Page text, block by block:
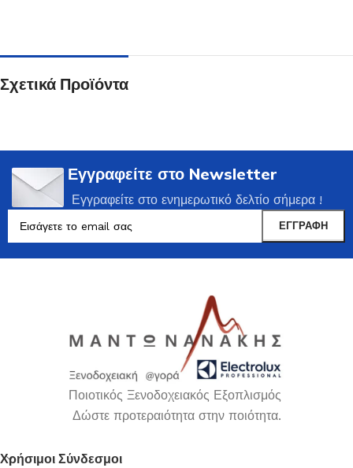
Σχετικά Προϊόντα
Εγγραφείτε στο Newsletter
Εγγραφείτε στο ενημερωτικό δελτίο σήμερα !
Ποιοτικός Ξενοδοχειακός Εξοπλισμός
Δώστε προτεραιότητα στην ποιότητα.
Χρήσιμοι Σύνδεσμοι